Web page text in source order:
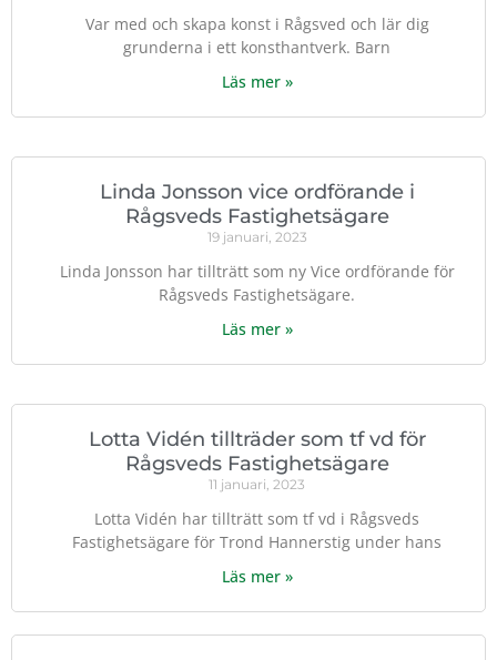
Var med och skapa konst i Rågsved och lär dig
grunderna i ett konsthantverk. Barn
Läs mer »
Linda Jonsson vice ordförande i
Rågsveds Fastighetsägare
19 januari, 2023
Linda Jonsson har tillträtt som ny Vice ordförande för
Rågsveds Fastighetsägare.
Läs mer »
Lotta Vidén tillträder som tf vd för
Rågsveds Fastighetsägare
11 januari, 2023
Lotta Vidén har tillträtt som tf vd i Rågsveds
Fastighetsägare för Trond Hannerstig under hans
Läs mer »